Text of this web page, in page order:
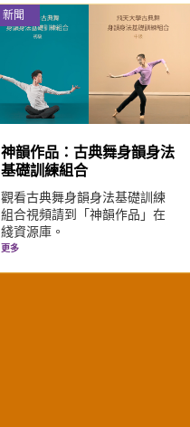
新聞
神韻作品：古典舞身韻身法
基礎訓練組合
觀看古典舞身韻身法基礎訓練
組合視頻請到「神韻作品」在
綫資源庫。
更多